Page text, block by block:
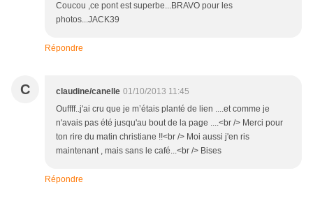
Coucou ,ce pont est superbe...BRAVO pour les
photos...JACK39
Répondre
C claudine/canelle 01/10/2013 11:45
Ouffff..j'ai cru que je m’étais planté de lien ....et comme je
n'avais pas été jusqu'au bout de la page ....<br /> Merci pour
ton rire du matin christiane !!<br /> Moi aussi j'en ris
maintenant , mais sans le café...<br /> Bises
Répondre